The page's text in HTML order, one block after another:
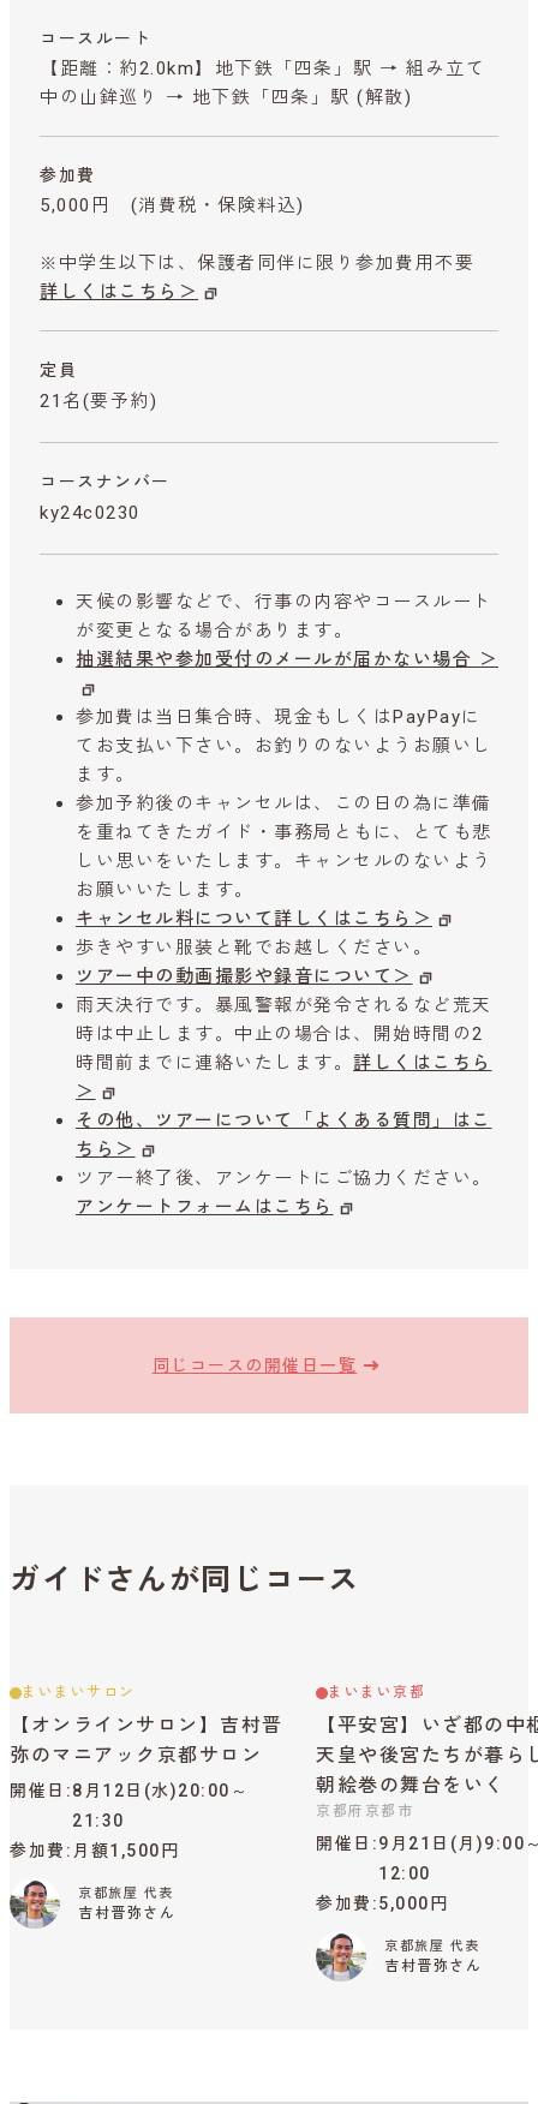
コースルート
【距離：約2.0km】地下鉄「四条」駅 → 組み立て
中の山鉾巡り → 地下鉄「四条」駅 (解散)
参加費
5,000円 (消費税・保険料込)
※中学生以下は、保護者同伴に限り参加費用不要
詳しくはこちら＞
定員
21名(要予約)
コースナンバー
ky24c0230
天候の影響などで、行事の内容やコースルート
が変更となる場合があります。
抽選結果や参加受付のメールが届かない場合 ＞
参加費は当日集合時、現金もしくはPayPayに
てお支払い下さい。お釣りのないようお願いし
ます。
参加予約後のキャンセルは、この日の為に準備
を重ねてきたガイド・事務局ともに、とても悲
しい思いをいたします。キャンセルのないよう
お願いいたします。
キャンセル料について詳しくはこちら＞
歩きやすい服装と靴でお越しください。
ツアー中の動画撮影や録音について＞
雨天決行です。暴風警報が発令されるなど荒天
時は中止します。中止の場合は、開始時間の2
時間前までに連絡いたします。 詳しくはこちら
＞
その他、ツアーについて「よくある質問」はこ
ちら＞
ツアー終了後、アンケートにご協力ください。
アンケートフォームはこちら
同じコースの開催日一覧
ガイドさんが同じコース
まいまいサロン
【オンラインサロン】吉村晋
弥のマニアック京都サロン
開催日
8月12日(水)20:00～
21:30
参加費
月額1,500円
京都旅屋 代表
吉村晋弥さん
まいまい京都
【平安宮】いざ都の中
天皇や後宮たちが暮ら
朝絵巻の舞台をいく
京都府京都市
開催日
9月21日(月)9:00
12:00
参加費 5,000円
京都旅屋 代表
吉村晋弥さん